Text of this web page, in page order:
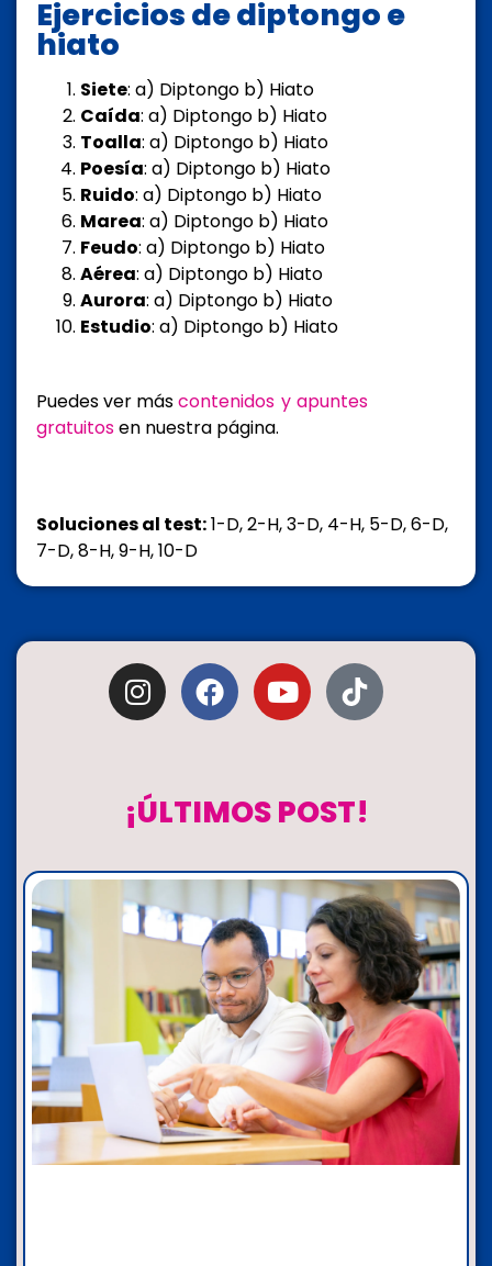
Ejercicios de diptongo e
hiato
Siete: a) Diptongo b) Hiato
Caída: a) Diptongo b) Hiato
Toalla: a) Diptongo b) Hiato
Poesía: a) Diptongo b) Hiato
Ruido: a) Diptongo b) Hiato
Marea: a) Diptongo b) Hiato
Feudo: a) Diptongo b) Hiato
Aérea: a) Diptongo b) Hiato
Aurora: a) Diptongo b) Hiato
Estudio: a) Diptongo b) Hiato
Puedes ver máscontenidos y apuntes
gratuitosen nuestra página.
Soluciones al test:1-D, 2-H, 3-D, 4-H, 5-D, 6-D,
7-D, 8-H, 9-H, 10-D
¡ÚLTIMOS POST!